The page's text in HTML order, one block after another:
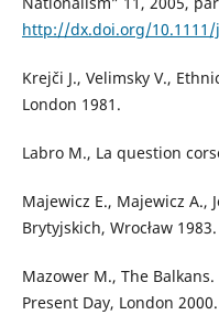
http://dx.doi.org/10.1111/
Krejči J., Velimsky V.,
London 1981.
Labro M., La question
Majewicz E., Majewicz A.,
Brytyjskich, Wrocław 1983.
Mazower M., The
Present Day, London 2000.